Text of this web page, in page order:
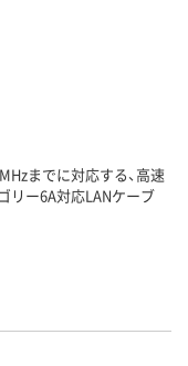
までに対応する、高速
リー6A対応LANケーブ